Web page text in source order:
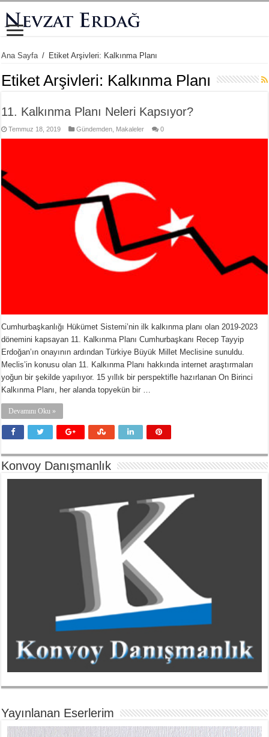
Ana Sayfa / Etiket Arşivleri: Kalkınma Planı
Etiket Arşivleri: Kalkınma Planı
11. Kalkınma Planı Neleri Kapsıyor?
Temmuz 18, 2019 Gündemden Makaleler 0
Cumhurbaşkanlığı Hükümet Sistemi’nin ilk kalkınma planı olan 2019-2023
dönemini kapsayan 11. Kalkınma Planı Cumhurbaşkanı Recep Tayyip
Erdoğan’ın onayının ardından Türkiye Büyük Millet Meclisine sunuldu.
Meclis’in konusu olan 11. Kalkınma Planı hakkında internet araştırmaları
yoğun bir şekilde yapılıyor. 15 yıllık bir perspektifle hazırlanan On Birinci
Kalkınma Planı, her alanda topyekün bir …
Devamını Oku »
Konvoy Danışmanlık
Yayınlanan Eserlerim